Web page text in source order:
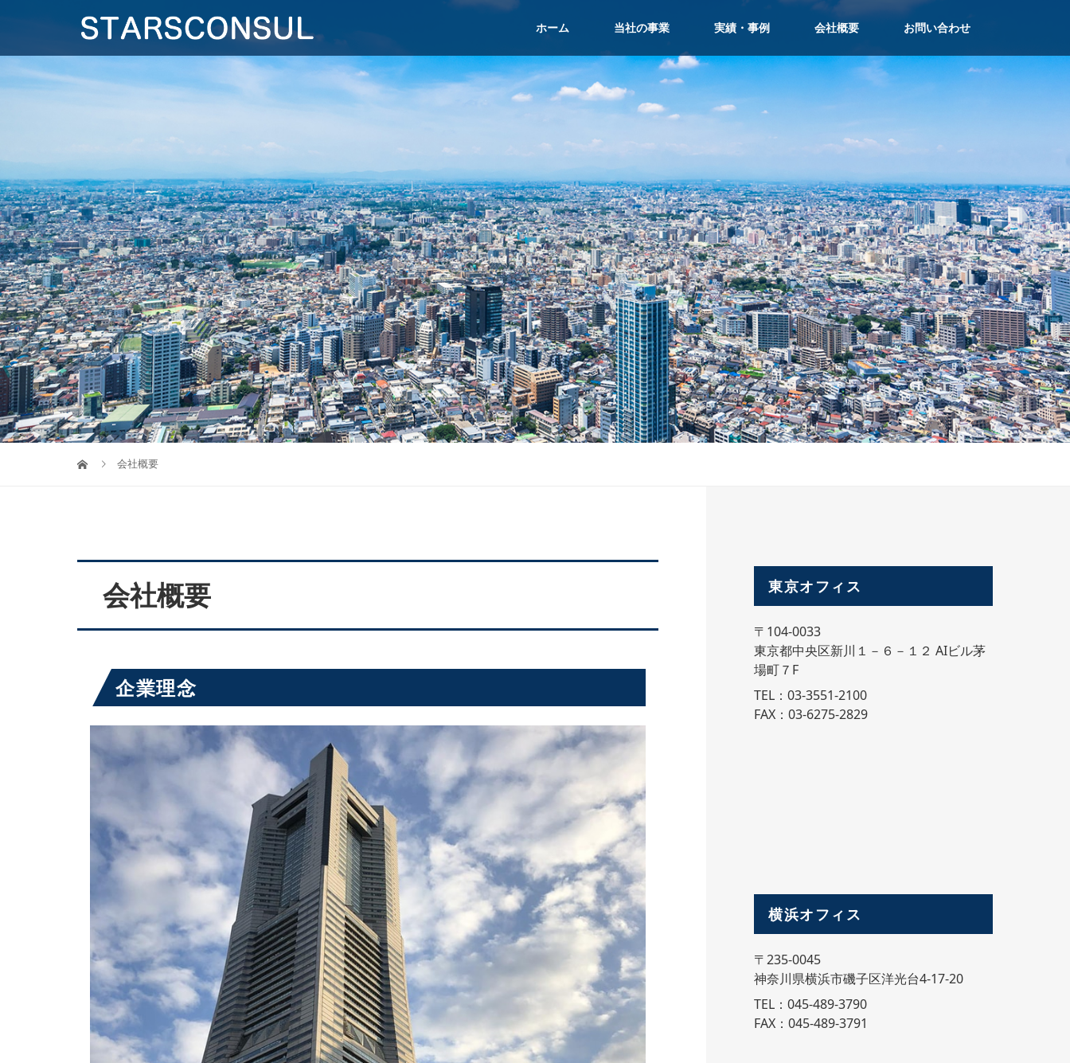
ホーム 当社の事業 実績・事例 会社概要 お問い合わせ
会社概要
会社概要
企業理念
東京オフィス
〒104-0033
東京都中央区新川１－６－１２ AIビル茅
場町７F
TEL：03-3551-2100
FAX：03-6275-2829
横浜オフィス
〒235-0045
神奈川県横浜市磯子区洋光台4-17-20
TEL：045-489-3790
FAX：045-489-3791